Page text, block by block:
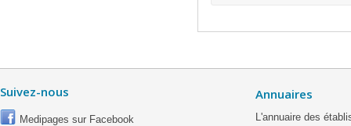
Suivez-nous
Medipages sur Facebook
Annuaires
L'annuaire des